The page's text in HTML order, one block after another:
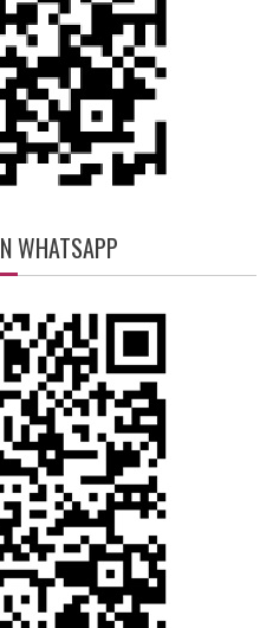
WHATSAPP